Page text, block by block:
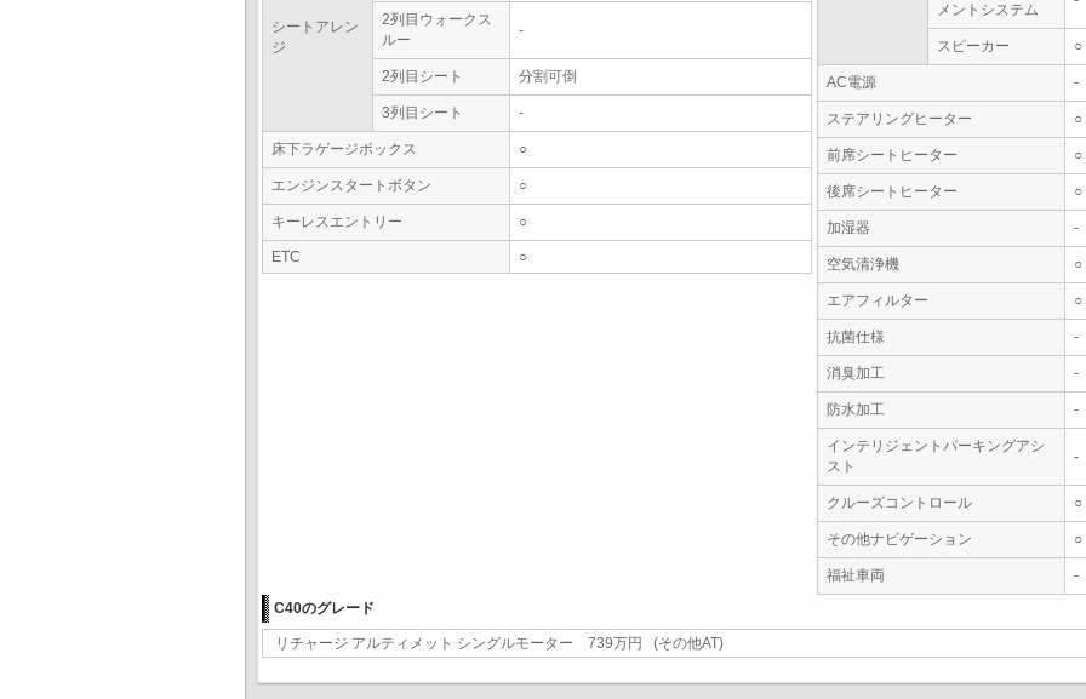
シートアレン
ジ
2列目ウォークス
ルー
-
2列目シート 分割可倒
3列目シート -
床下ラゲージボックス ○
エンジンスタートボタン ○
キーレスエントリー ○
ETC ○
メントシステム
スピーカー ○
AC電源 -
ステアリングヒーター ○
前席シートヒーター ○
後席シートヒーター ○
加湿器 -
空気清浄機 ○
エアフィルター ○
抗菌仕様 -
消臭加工 -
防水加工 -
インテリジェントパーキングアシ
スト
-
クルーズコントロール ○
その他ナビゲーション ○
福祉車両
-
C40のグレード
リチャージ アルティメット シングルモーター 739万円 (その他AT)